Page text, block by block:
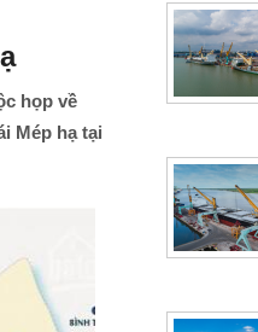
họp về
Mép hạ tại